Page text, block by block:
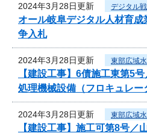
2024年3月28日更新 デジタル
オール岐阜デジタル人材育
争入札
2024年3月28日更新 東部広域
【建設工事】6債施工東第5
処理機械設備（フロキュレー
2024年3月28日更新 東部広域
【建設工事】施工可第8号／